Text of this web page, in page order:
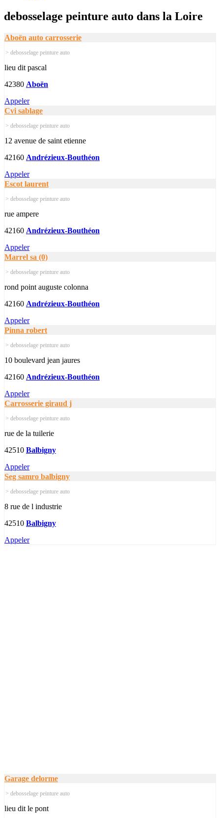
debosselage peinture auto dans la Loire
Aboën auto carrosserie
> debosselage peinture auto
lieu dit pascal
42380 Aboën
Appeler
Cvi sablage
> debosselage peinture auto
12 avenue de saint etienne
42160 Andrézieux-Bouthéon
Appeler
Escot laurent
> debosselage peinture auto
rue ampere
42160 Andrézieux-Bouthéon
Appeler
Marrel sa (0)
> debosselage peinture auto
rond point auguste colonna
42160 Andrézieux-Bouthéon
Appeler
Pinna robert
> debosselage peinture auto
10 boulevard jean jaures
42160 Andrézieux-Bouthéon
Appeler
Carrosserie giraud j
> debosselage peinture auto
rue de la tuilerie
42510 Balbigny
Appeler
Seg samro balbigny
> debosselage peinture auto
8 rue de l industrie
42510 Balbigny
Appeler
Garage delorme
> debosselage peinture auto
lieu dit le pont